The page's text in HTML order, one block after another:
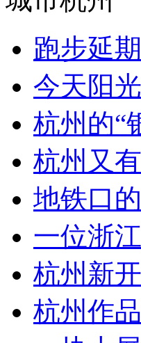
跑步延
今天阳
杭州的“
杭州又
地铁口
一位浙
杭州新
杭州作